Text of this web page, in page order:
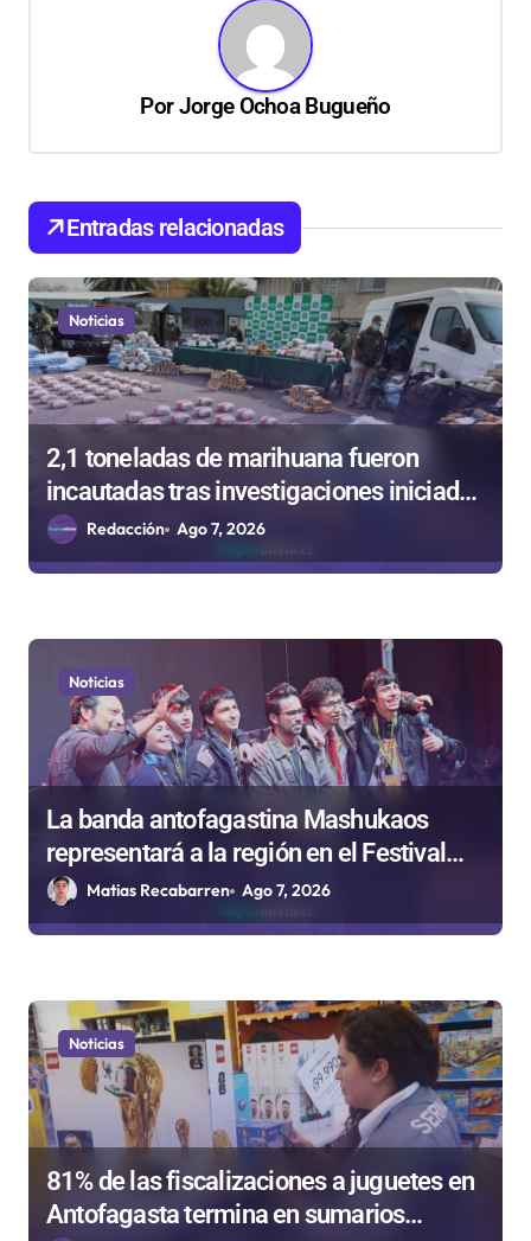
d
e
e
n
t
r
d
s
PorJorge Ochoa Bugueño
Entradas relacionadas
Noticias
2,1 toneladas de marihuana fueron
incautadas tras investigaciones iniciadas
en Antofagasta
Redacción Ago 7, 2026
Noticias
La banda antofagastina Mashukaos
representará a la región en el Festival
Rockódromo de Valparaíso
Matias Recabarren Ago 7, 2026
Noticias
81% de las fiscalizaciones a juguetes en
Antofagasta termina en sumarios